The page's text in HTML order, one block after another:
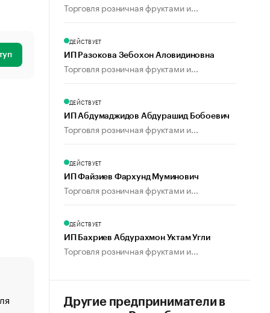
«От спорта тело стареет иначе». Как живет глава
Торговля розничная фруктами и...
ДЕЙСТВУЕТ
ИП Разокова Зебохон Аловидиновна
Торговля розничная фруктами и...
ДЕЙСТВУЕТ
ИП Абдумаджидов Абдурашид Бобоевич
Торговля розничная фруктами и...
ДЕЙСТВУЕТ
ИП Файзиев Фархунд Муминович
Торговля розничная фруктами и...
ДЕЙСТВУЕТ
ИП Бахриев Абдурахмон Уктам Угли
Торговля розничная фруктами и...
Другие предприниматели в